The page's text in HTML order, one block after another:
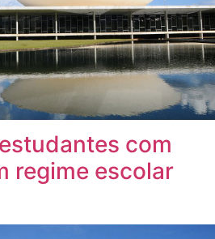
com
regime escolar